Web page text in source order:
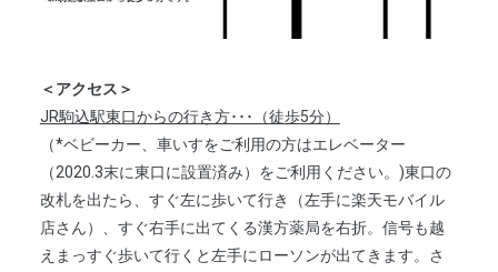
＜アクセス＞
JR駒込駅東口からの行き方･･･（徒歩5分）
（*ベビーカー、車いすをご利用の方はエレベーター
（2020.3末に東口に設置済み）をご利用ください。)東口の
改札を出たら、すぐ左に歩いて行き（左手に楽天モバイル
店さん）、すぐ右手に出てくる漢方薬局を右折。信号も越
えまっすぐ歩いて行くと左手にローソンが出てきます。さ